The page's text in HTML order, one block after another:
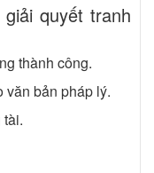
quyết tranh
thành công.
bản pháp lý.
tài.